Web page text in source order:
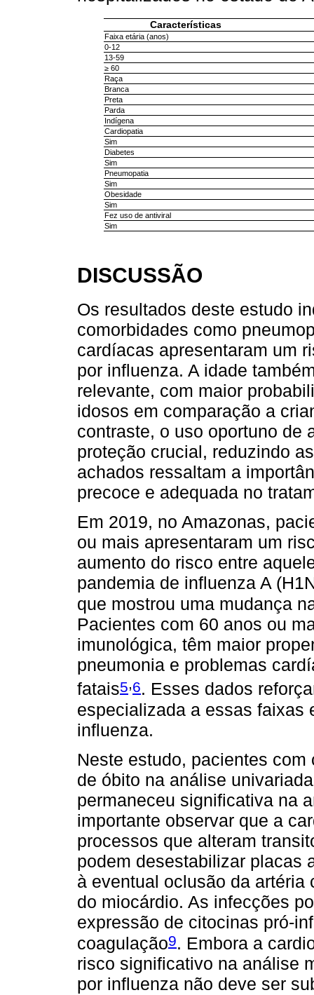
Características
Faixa etária (anos)
0-12
13-59
≥ 60
Raça
Branca
Preta
Parda
Indígena
Cardiopatia
Sim
Diabetes
Sim
Pneumopatia
Sim
Obesidade
Sim
Fez uso de antiviral
Sim
DISCUSSÃO
Os resultados deste estudo
comorbidades como
cardíacas apresentaram um
por influenza. A idade
relevante, com maior
idosos em comparação a
contraste, o uso oportuno de
proteção crucial, reduzindo
achados ressaltam a
precoce e adequada no
Em 2019, no Amazonas,
ou mais apresentaram um
aumento do risco entre
pandemia de influenza A
que mostrou uma mudança
Pacientes com 60 anos ou
imunológica, têm maior
pneumonia e problemas
fatais5,6. Esses dados
especializada a essas faixas
influenza.
Neste estudo, pacientes
de óbito na análise
permaneceu significativa na
importante observar que a
processos que alteram
podem desestabilizar placas
à eventual oclusão da
do miocárdio. As infecções
expressão de citocinas pró-
coagulação9. Embora a
risco significativo na análise
por influenza não deve ser